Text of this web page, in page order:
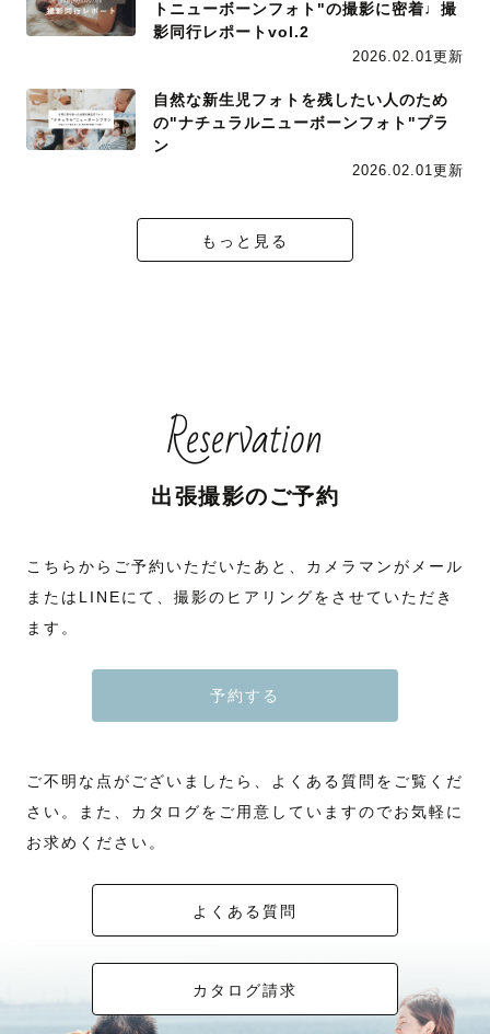
トニューボーンフォト"の撮影に密着♩撮
影同行レポートvol.2
2026.02.01更新
自然な新生児フォトを残したい人のため
の"ナチュラルニューボーンフォト"プラ
ン
2026.02.01更新
もっと見る
Reservation
出張撮影のご予約
こちらからご予約いただいたあと、カメラマンがメール
またはLINEにて、撮影のヒアリングをさせていただき
ます。
予約する
ご不明な点がございましたら、よくある質問をご覧くだ
さい。また、カタログをご用意していますのでお気軽に
お求めください。
よくある質問
カタログ請求